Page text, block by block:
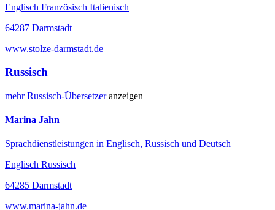
Englisch Französisch Italienisch
64287 Darmstadt
www.stolze-darmstadt.de
Russisch
mehrRussisch-Übersetzeranzeigen
Marina Jahn
Sprachdienstleistungen in Englisch, Russisch und Deutsch
Englisch Russisch
64285 Darmstadt
www.marina-jahn.de